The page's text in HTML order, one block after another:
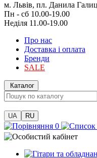
м. Львів, пл. Данила
Пн - сб 10.00-19.00
Неділя 11.00-19.00
Про нас
Доставка і оплата
Бренди
SALE
Каталог
UA RU
0